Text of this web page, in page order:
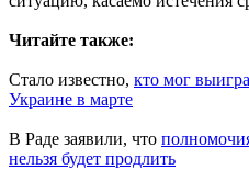
Читайте также:
Стало известно, кто мог
Украине в марте
В Раде заявили, что
нельзя будет продлить